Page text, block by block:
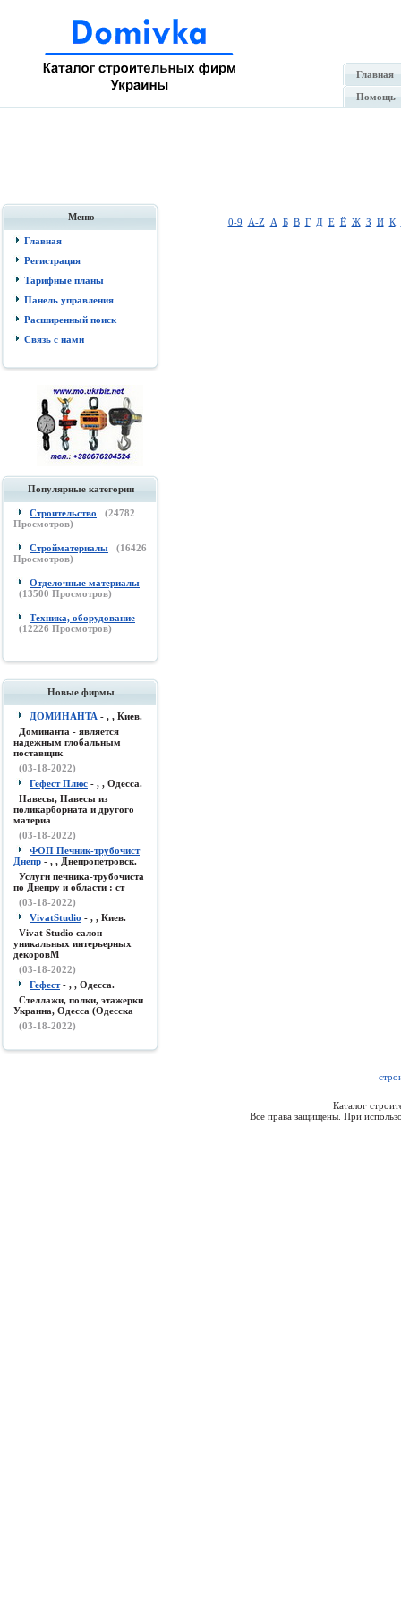
Главная
Помощь
Меню
Главная
Регистрация
Тарифные планы
Панель управления
Расширенный поиск
Связь с нами
Популярные категории
Строительство (24782
Просмотров)
Стройматериалы (16426
Просмотров)
Отделочные материалы
(13500 Просмотров)
Техника, оборудование
(12226 Просмотров)
Новые фирмы
ДОМИНАНТА - , , Киев.
Доминанта - является
надежным глобальным
поставщик
(03-18-2022)
Гефест Плюс - , , Одесса.
Навесы, Навесы из
поликарборната и другого
материа
(03-18-2022)
ФОП Печник-трубочист
Днепр - , , Днепропетровск.
Услуги печника-трубочиста
по Днепру и области : ст
(03-18-2022)
VivatStudio - , , Киев.
Vivat Studio салон
уникальных интерьерных
декоровМ
(03-18-2022)
Гефест- , , Одесса.
Стеллажи, полки, этажерки
Украина, Одесса (Одесска
(03-18-2022)
0-9 A-Z А Б В Г Д Е Ё Ж З И К
Каталог
Все права защищены. При